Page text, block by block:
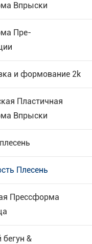
Впрыски
Пре-
и формование 2k
Пластичная
Впрыски
Плесень
Прессформа
&